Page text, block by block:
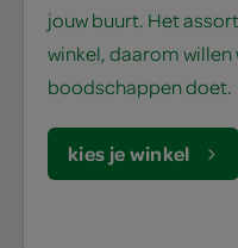
jouw buurt. Het
winkel, daarom willen
boodschappen doet.
kies je winkel